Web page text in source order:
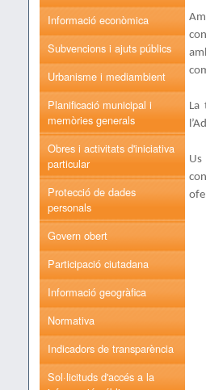
Informació econòmica
Subvencions i ajuts públics
Urbanisme i mediambient
Planificació municipal i
memòries generals
Obres i activitats d'iniciativa
particular
Protecció de dades
personals
Govern obert
Participació ciutadana
Informació geogràfica
Normativa
Indicadors de transparència
Sol·licituds d'accés a la
La
Us